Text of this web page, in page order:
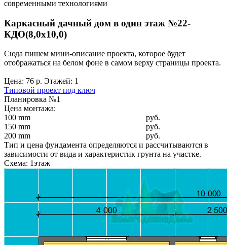
современными технологиями
Каркасный дачный дом в один этаж №22-
КДО(8,0х10,0)
Сюда пишем мини-описание проекта, которое будет
отображаться на белом фоне в самом верху страницы проекта.
Цена: 76 р. Этажей: 1
Типовой проект под ключ
Планировка №1
Цена монтажа:
100 mm
руб.
150 mm
руб.
200 mm
руб.
Тип и цена фундамента определяются и рассчитываются в
зависимости от вида и характеристик грунта на участке.
Схема: 1этаж